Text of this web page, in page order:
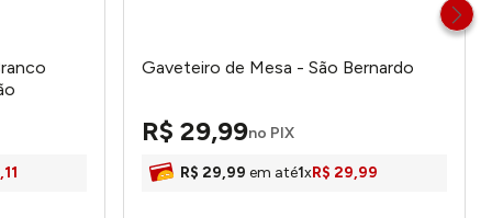
,11
Gaveteiro de Mesa - São Bernardo
R$ 29,99no PIX
R$ 29,99 em até1xR$ 29,99